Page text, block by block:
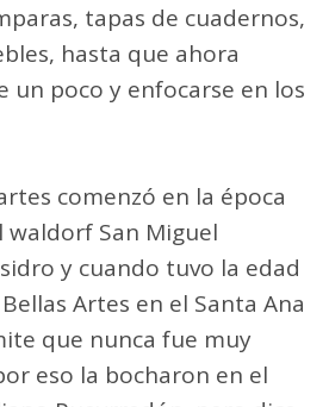
tapas de cuadernos,
hasta que ahora
un poco y enfocarse en los
comenzó en la época
waldorf San Miguel
y cuando tuvo la edad
Artes en el Santa Ana
que nunca fue muy
eso la bocharon en el